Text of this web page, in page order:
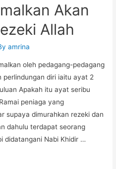
Akan
Allah
amrina
oleh pedagang-pedagang
perlindungan diri iaitu ayat 2
Apakah itu ayat seribu
peniaga yang
supaya dimurahkan rezeki dan
dahulu terdapat seorang
didatangani Nabi Khidir …